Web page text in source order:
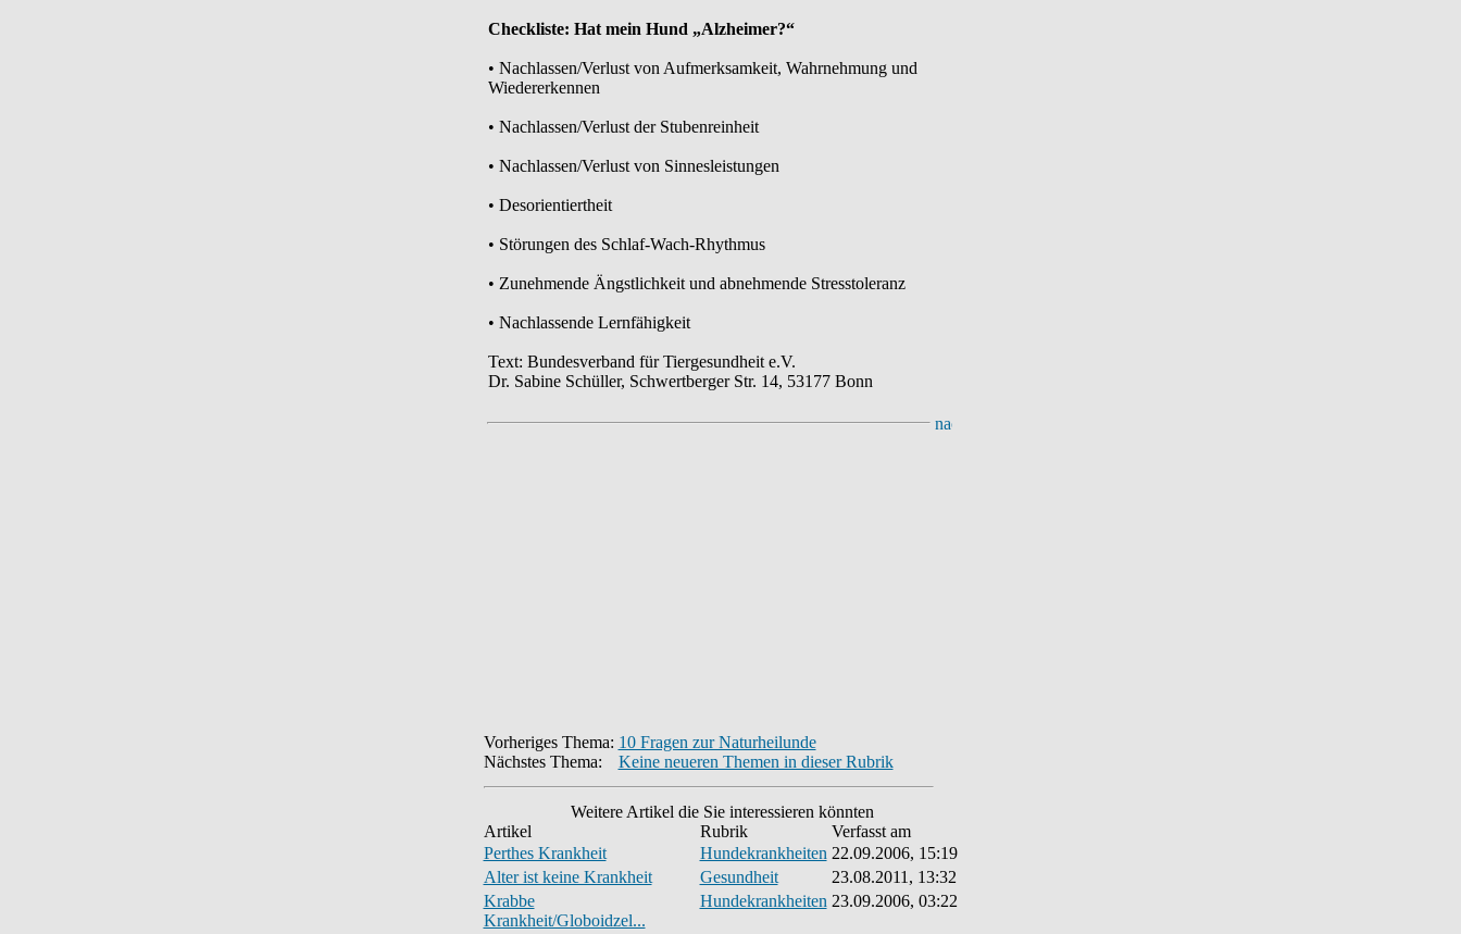
Checkliste: Hat mein Hund „Alzheimer?“
• Nachlassen/Verlust von Aufmerksamkeit, Wahrnehmung und
Wiedererkennen
• Nachlassen/Verlust der Stubenreinheit
• Nachlassen/Verlust von Sinnesleistungen
• Desorientiertheit
• Störungen des Schlaf-Wach-Rhythmus
• Zunehmende Ängstlichkeit und abnehmende Stresstoleranz
• Nachlassende Lernfähigkeit
Text: Bundesverband für Tiergesundheit e.V.
Dr. Sabine Schüller, Schwertberger Str. 14, 53177 Bonn
Vorheriges Thema: 10 Fragen zur Naturheilunde
Nächstes Thema:
Keine neueren Themen in dieser Rubrik
Weitere Artikel die Sie interessieren könnten
Artikel
Rubrik
Verfasst am
Perthes Krankheit
Hundekrankheiten 22.09.2006, 15:19
Alter ist keine Krankheit
Gesundheit
23.08.2011, 13:32
Krabbe
Krankheit/Globoidzel...
Hundekrankheiten 23.09.2006, 03:22